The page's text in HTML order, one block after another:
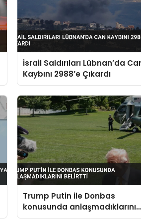
İsrail Saldırıları Lübnan’da
Kaybını 2988’e Çıkardı
Trump Putin ile Donbas
konusunda anlaşmadıklarını
belirtti